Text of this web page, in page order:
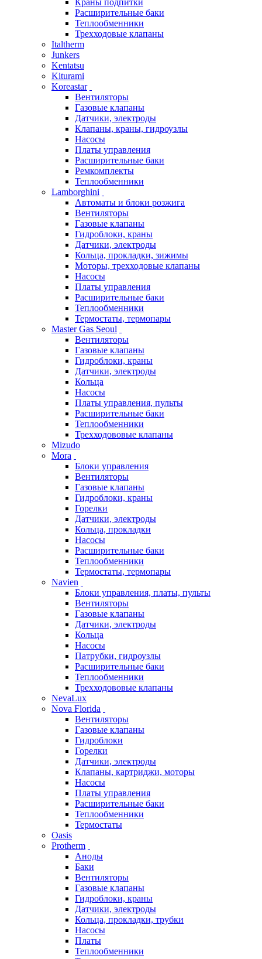
Краны подпитки
Расширительные баки
Теплообменники
Трехходовые клапаны
Italtherm
Junkers
Kentatsu
Kiturami
Koreastar
Вентиляторы
Газовые клапаны
Датчики, электроды
Клапаны, краны, гидроузлы
Насосы
Платы управления
Расширительные баки
Ремкомплекты
Теплообменники
Lamborghini
Автоматы и блоки розжига
Вентиляторы
Газовые клапаны
Гидроблоки, краны
Датчики, электроды
Кольца, прокладки, зижимы
Моторы, трехходовые клапаны
Насосы
Платы управления
Расширительные баки
Теплообменники
Термостаты, термопары
Master Gas Seoul
Вентиляторы
Газовые клапаны
Гидроблоки, краны
Датчики, электроды
Кольца
Насосы
Платы управления, пульты
Расширительные баки
Теплообменники
Трехходововые клапаны
Mizudo
Mora
Блоки управления
Вентиляторы
Газовые клапаны
Гидроблоки, краны
Горелки
Датчики, электроды
Кольца, прокладки
Насосы
Расширительные баки
Теплообменники
Термостаты, термопары
Navien
Блоки управления, платы, пульты
Вентиляторы
Газовые клапаны
Датчики, электроды
Кольца
Насосы
Патрубки, гидроузлы
Расширительные баки
Теплообменники
Трехходововые клапаны
NevaLux
Nova Florida
Вентиляторы
Газовые клапаны
Гидроблоки
Горелки
Датчики, электроды
Клапаны, картриджи, моторы
Насосы
Платы управления
Расширительные баки
Теплообменники
Термостаты
Oasis
Protherm
Аноды
Баки
Вентиляторы
Газовые клапаны
Гидроблоки, краны
Датчики, электроды
Кольца, прокладки, трубки
Насосы
Платы
Теплообменники